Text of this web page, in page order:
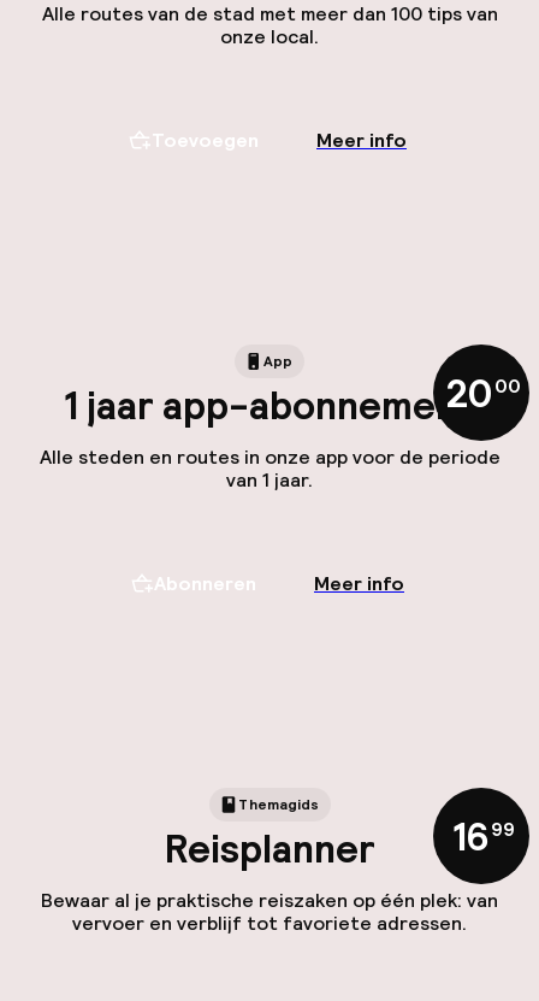
Alle routes van de stad met meer dan 100 tips van
onze local.
Toevoegen Meer info
App
1 jaar app-abonnement
Alle steden en routes in onze app voor de periode
van 1 jaar.
20,00
Abonneren Meer info
Themagids
Reisplanner
Bewaar al je praktische reiszaken op één plek: van
vervoer en verblijf tot favoriete adressen.
16,99